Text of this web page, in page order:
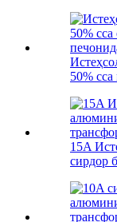
50%
15A
сирдор